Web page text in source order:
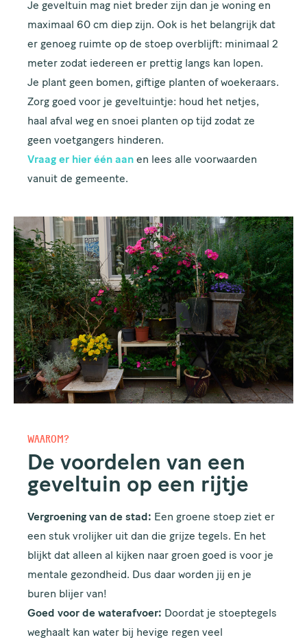
Je geveltuin mag niet breder zijn dan je woning en
maximaal 60 cm diep zijn. Ook is het belangrijk dat
er genoeg ruimte op de stoep overblijft: minimaal 2
meter zodat iedereen er prettig langs kan lopen.
Je plant geen bomen, giftige planten of woekeraars.
Zorg goed voor je geveltuintje: houd het netjes,
haal afval weg en snoei planten op tijd zodat ze
geen voetgangers hinderen.
Vraag er hier één aan en lees alle voorwaarden
vanuit de gemeente.
WAAROM?
De voordelen van een
geveltuin op een rijtje
Vergroening van de stad: Een groene stoep ziet er
een stuk vrolijker uit dan die grijze tegels. En het
blijkt dat alleen al kijken naar groen goed is voor je
mentale gezondheid. Dus daar worden jij en je
buren blijer van!
Goed voor de waterafvoer: Doordat je stoeptegels
weghaalt kan water bij hevige regen veel